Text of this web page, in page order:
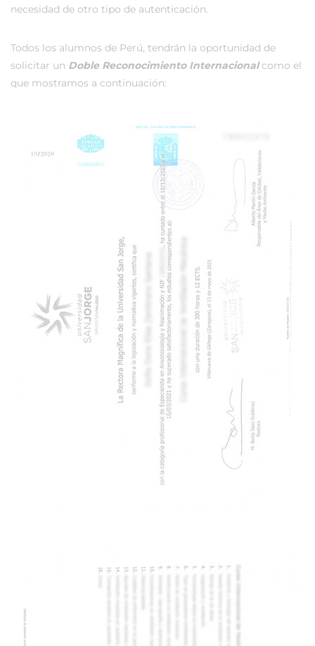
necesidad de otro tipo de autenticación.
Todos los alumnos de Perú, tendrán la oportunidad de
solicitar un Doble Reconocimiento Internacionalcomo el
que mostramos a continuación: